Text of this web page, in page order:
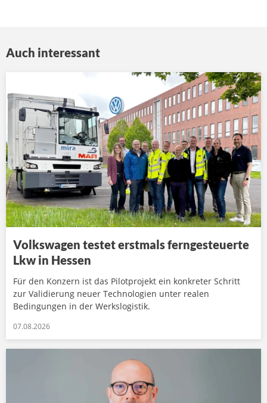
Auch interessant
Volkswagen testet erstmals ferngesteuerte
Lkw in Hessen
Für den Konzern ist das Pilotprojekt ein konkreter Schritt
zur Validierung neuer Technologien unter realen
Bedingungen in der Werkslogistik.
07.08.2026